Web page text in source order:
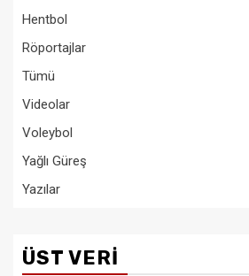
Hentbol
Röportajlar
Tümü
Videolar
Voleybol
Yağlı Güreş
Yazılar
ÜST VERI